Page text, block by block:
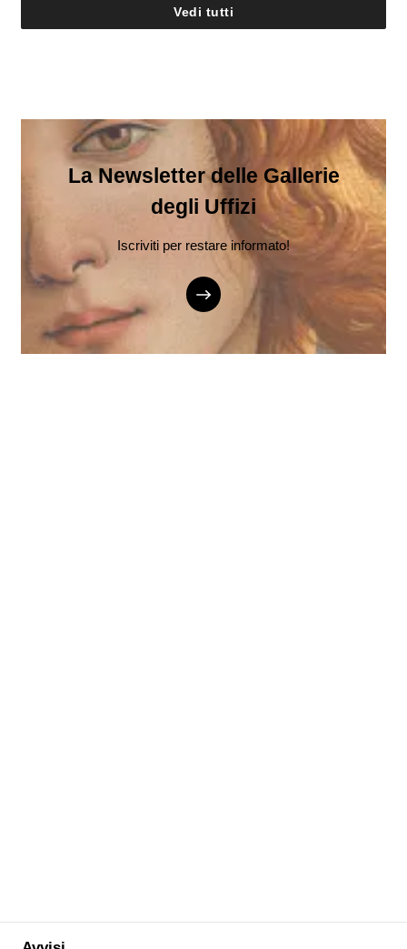
Vedi tutti
La Newsletter delle Gallerie
degli Uffizi
Iscriviti per restare informato!